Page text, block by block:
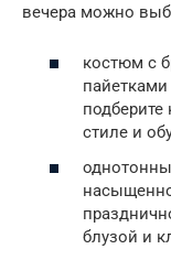
вечера можно
костюм с
стиле и
блузой и